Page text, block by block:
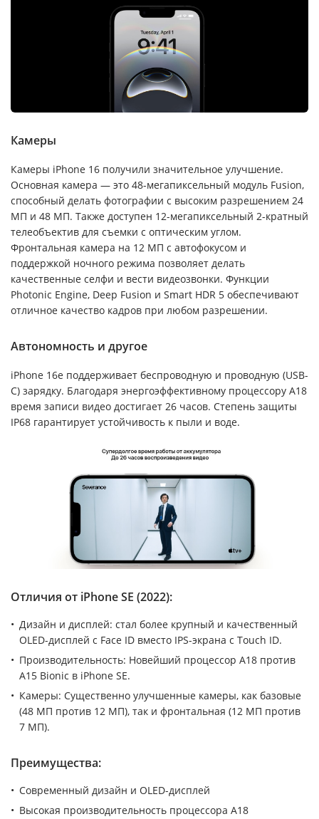
Камеры
Камеры iPhone 16 получили значительное улучшение.
Основная камера — это 48-мегапиксельный модуль Fusion,
способный делать фотографии с высоким разрешением 24
МП и 48 МП. Также доступен 12-мегапиксельный 2-кратный
телеобъектив для съемки с оптическим углом.
Фронтальная камера на 12 МП с автофокусом и
поддержкой ночного режима позволяет делать
качественные селфи и вести видеозвонки. Функции
Photonic Engine, Deep Fusion и Smart HDR 5 обеспечивают
отличное качество кадров при любом разрешении.
Автономность и другое
iPhone 16e поддерживает беспроводную и проводную (USB-
C) зарядку. Благодаря энергоэффективному процессору A18
время записи видео достигает 26 часов. Степень защиты
IP68 гарантирует устойчивость к пыли и воде.
Отличия от iPhone SE (2022):
Дизайн и дисплей: стал более крупный и качественный
OLED-дисплей с Face ID вместо IPS-экрана с Touch ID.
Производительность: Новейший процессор A18 против
A15 Bionic в iPhone SE.
Камеры: Существенно улучшенные камеры, как базовые
(48 МП против 12 МП), так и фронтальная (12 МП против
7 МП).
Преимущества:
Современный дизайн и OLED-дисплей
Высокая производительность процессора A18